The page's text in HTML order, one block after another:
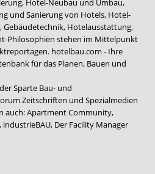
Hotel-Neubau und Umbau,
und Sanierung von Hotels, Hotel-
Hotelausstattung,
Philosophien stehen im Mittelpunkt
hotelbau.com - Ihre
für das Planen, Bauen und
Sparte Bau- und
Zeitschriften und Spezialmedien
auch:Apartment Community,
, industrieBAU, Der Facility Manager